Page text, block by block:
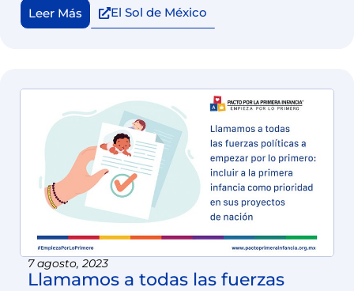
Leer Más El Sol de México
7 agosto, 2023
Llamamos a todas las fuerzas